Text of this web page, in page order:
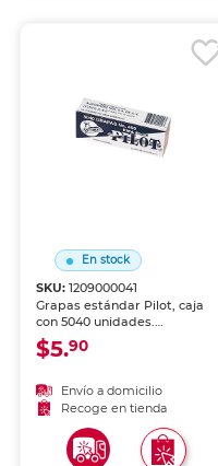
En stock
SKU:1209000041
Grapas estándar Pilot, caja
con 5040 unidades.
Fabricadas en alambre de
acero de alta calidad para
seguro. Compatibles con
engrapadoras Pilot y la
mayoría de engrapadoras
estándar del mercado.
$5.90
Envío a domicilio
Recoge en tienda